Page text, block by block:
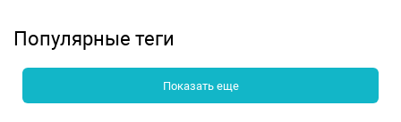
Популярные теги
Показать еще